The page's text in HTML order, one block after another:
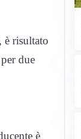
è risultato
due
è